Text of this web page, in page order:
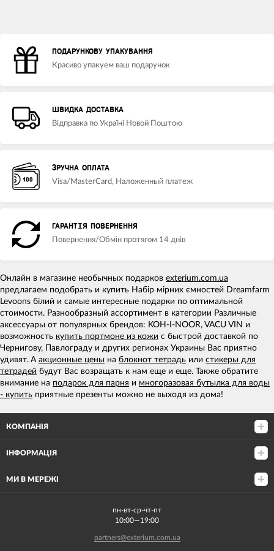
ПОДАРУНКОВУ УПАКУВАННЯ
Красиво упакуем ваш подарунок
ШВИДКА ДОСТАВКА
Відправка по Україні Новой Поштою
ЗРУЧНА ОПЛАТА
Visa/MasterCard, Наложенный платеж
ГАРАНТІЯ ПОВЕРНЕННЯ
Повернення/Обмін протягом 14 днів
Онлайн в магазине необычных подарков exterium.com.ua
предлагаем подобрать и купить Набір мірних ємностей Dreamfarm
Levoons білий и самые интересные подарки по оптимальной
стоимости. Разнообразный ассортимент в категории Различные
аксессуары от популярных брендов: KOH-I-NOOR, VACU VIN и
возможность купить портмоне из кожи с быстрой доставкой по
Чернигову, Павлограду и других регионах Украины Вас приятно
удивят. А акционные цены на блокнот тетрадь или стикеры для
тетрадей будут Вас возращать к нам еще и еще. Также обратите
внимание на подарок для парня и многоразовая бутылка для воды
- купить приятные презенты можно не выходя из дома!
КОМПАНІЯ
ІНФОРМАЦІЯ
МИ В МЕРЕЖІ
пн-вт-ср-чт-пт
10:00—19:00
partners@exterium.com.ua